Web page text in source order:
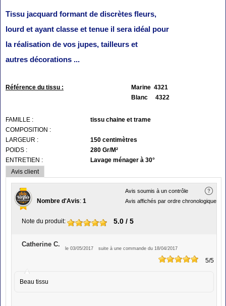
Tissu jacquard formant de discrètes fleurs,
lourd et ayant classe et tenue il sera idéal pour
la réalisation de vos jupes, tailleurs et
autres décorations ...
Référence du tissu :
Marine 4321
Blanc 4322
FAMILLE :
tissu chaine et trame
COMPOSITION :
LARGEUR :
150 centimètres
POIDS :
280 Gr/M²
ENTRETIEN :
Lavage ménager à 30°
Avis client
Avis soumis à un contrôle
Avis affichés par ordre chronologique
Nombre d'Avis: 1
Note du produit: 5.0 / 5
Catherine C.
le 03/05/2017 suite à une commande du 18/04/2017
5/5
Beau tissu